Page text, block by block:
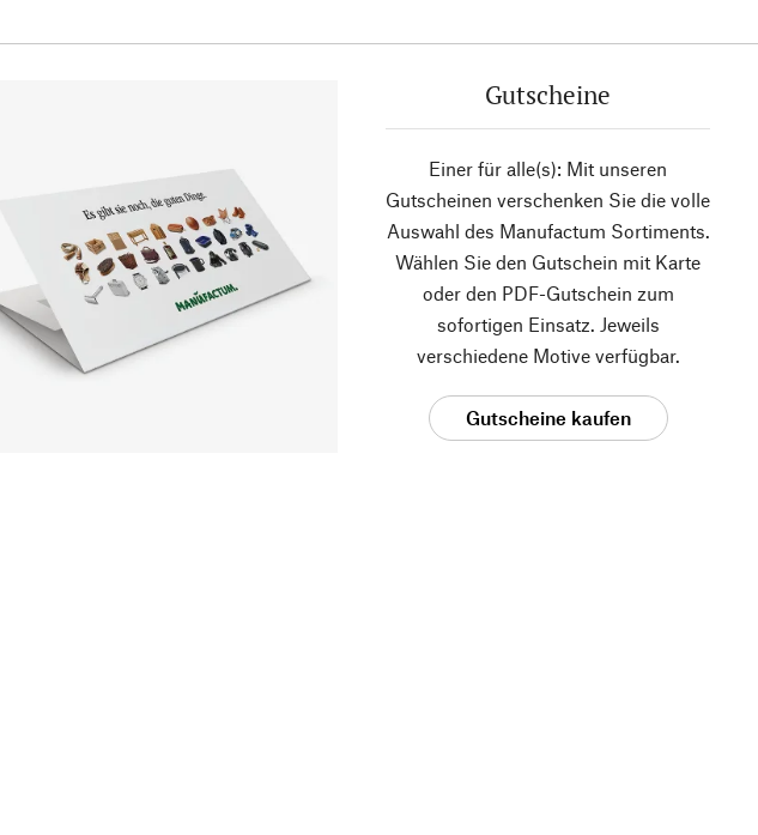
Gutscheine
Einer für alle(s): Mit unseren
Gutscheinen verschenken Sie die volle
Auswahl des Manufactum Sortiments.
Wählen Sie den Gutschein mit Karte
oder den PDF-Gutschein zum
sofortigen Einsatz. Jeweils
verschiedene Motive verfügbar.
Gutscheine kaufen